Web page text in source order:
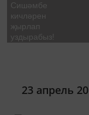
Сишәмбе
кичләрен
җырлап
уздырабыз!
23 апрель